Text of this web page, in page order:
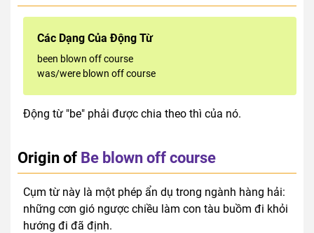
Các Dạng Của Động Từ
been blown off course
was/were blown off course
Động từ "be" phải được chia theo thì của nó.
Origin of Be blown off course
Cụm từ này là một phép ẩn dụ trong ngành hàng hải:
những cơn gió ngược chiều làm con tàu buồm đi khỏi
hướng đi đã định.